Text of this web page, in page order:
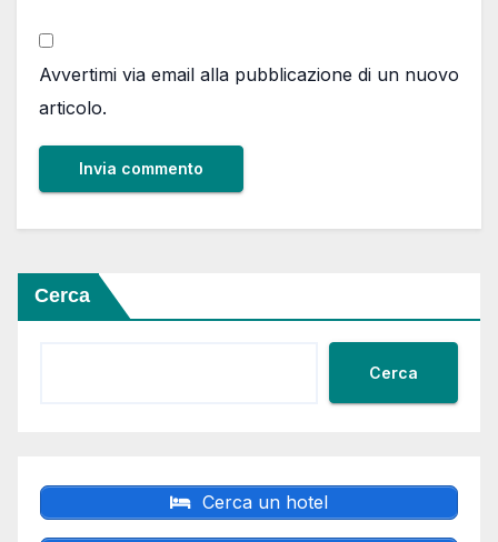
Avvertimi via email alla pubblicazione di un nuovo
articolo.
Cerca
Cerca
Cerca un hotel